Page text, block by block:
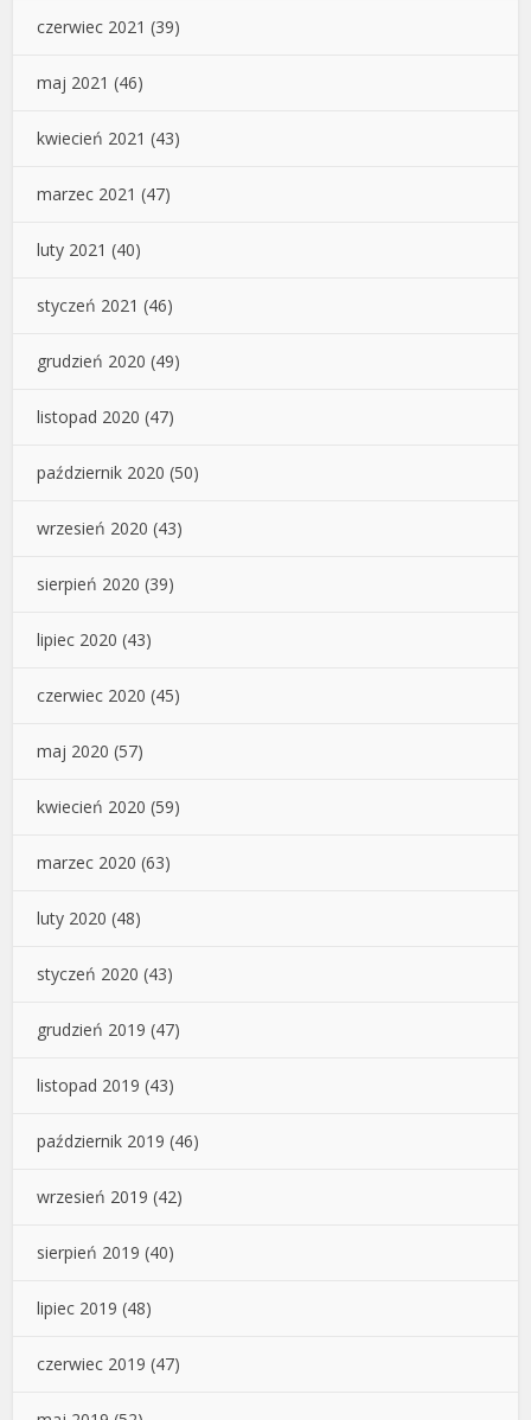
czerwiec 2021 (39)
maj 2021 (46)
kwiecień 2021 (43)
marzec 2021 (47)
luty 2021 (40)
styczeń 2021 (46)
grudzień 2020 (49)
listopad 2020 (47)
październik 2020 (50)
wrzesień 2020 (43)
sierpień 2020 (39)
lipiec 2020 (43)
czerwiec 2020 (45)
maj 2020 (57)
kwiecień 2020 (59)
marzec 2020 (63)
luty 2020 (48)
styczeń 2020 (43)
grudzień 2019 (47)
listopad 2019 (43)
październik 2019 (46)
wrzesień 2019 (42)
sierpień 2019 (40)
lipiec 2019 (48)
czerwiec 2019 (47)